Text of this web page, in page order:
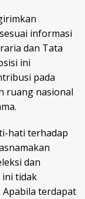
informasi
dan Tata
ini
pada
ruang nasional
hati terhadap
dan
ini tidak
terdapat